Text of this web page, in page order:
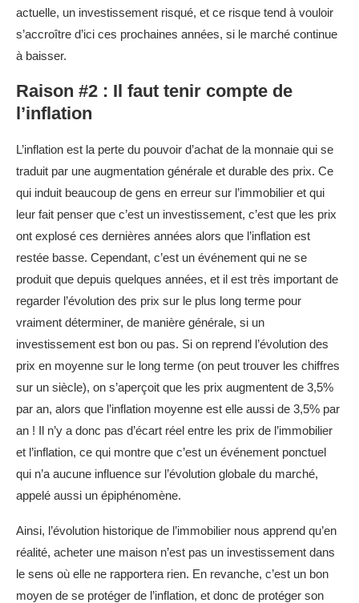
actuelle, un investissement risqué, et ce risque tend à vouloir
s’accroître d’ici ces prochaines années, si le marché continue
à baisser.
Raison #2 : Il faut tenir compte de
l’inflation
L’inflation est la perte du pouvoir d’achat de la monnaie qui se
traduit par une augmentation générale et durable des prix. Ce
qui induit beaucoup de gens en erreur sur l’immobilier et qui
leur fait penser que c’est un investissement, c’est que les prix
ont explosé ces dernières années alors que l’inflation est
restée basse. Cependant, c’est un événement qui ne se
produit que depuis quelques années, et il est très important de
regarder l’évolution des prix sur le plus long terme pour
vraiment déterminer, de manière générale, si un
investissement est bon ou pas. Si on reprend l’évolution des
prix en moyenne sur le long terme (on peut trouver les chiffres
sur un siècle), on s’aperçoit que les prix augmentent de 3,5%
par an, alors que l’inflation moyenne est elle aussi de 3,5% par
an ! Il n’y a donc pas d’écart réel entre les prix de l’immobilier
et l’inflation, ce qui montre que c’est un événement ponctuel
qui n’a aucune influence sur l’évolution globale du marché,
appelé aussi un épiphénomène.
Ainsi, l’évolution historique de l’immobilier nous apprend qu’en
réalité, acheter une maison n’est pas un investissement dans
le sens où elle ne rapportera rien. En revanche, c’est un bon
moyen de se protéger de l’inflation, et donc de protéger son